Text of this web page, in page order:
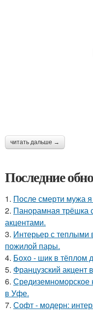
читать дальше →
Последние
1. После смерти мужа
2. Панорамная трёшка
акцентами.
3. Интерьер с теплыми
пожилой пары.
4. Бохо - шик в тёплом
5. Французский акцент
6. Средиземноморское
в Уфе.
7. Софт - модерн: